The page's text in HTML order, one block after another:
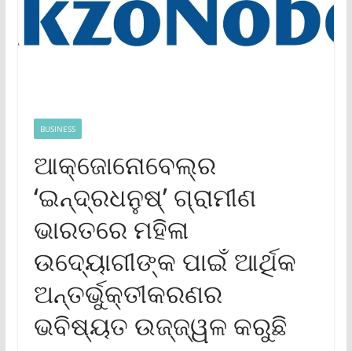
BUSINESS
ଆକ୍‌ଜୋନୋବେଲ୍‌ର
‘ଇନ୍ଦ୍ରଧନୁଷ୍‌’ ଗ୍ରାମୀଣ
ଭାରତରେ ମହିଳା
ଉଦ୍ୟୋଗୀଙ୍କ ପାଇଁ ଆର୍ଥିକ
ଅନ୍ତର୍ଭୁକ୍ତୀକରଣର
ଭବିଷ୍ୟତ ଉଜ୍ଜ୍ୱଳ କରୁଛି